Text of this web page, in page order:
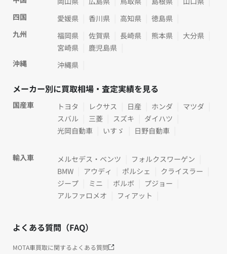
四国
愛媛県 香川県 高知県
徳島県
九州
福岡県 佐賀県 長崎県 熊本県
大分県
宮崎県
鹿児島県
沖縄
沖縄県
メーカー別に買取相場・査定実績を見る
国産車 トヨタ レクサス 日産 ホンダ
マツダ
スバル
三菱 スズキ
ダイハツ
光岡自動車
いすゞ 日野自動車
輸入車 メルセデス・ベンツ
フォルクスワーゲン
BMW
アウディ ポルシェ
クライスラー
ジープ
ミニ ボルボ
プジョー
アルファロメオ
フィアット
よくある質問（FAQ）
MOTA車買取に関するよくある質問